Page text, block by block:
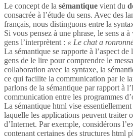
Le concept de la sémantique vient du
consacrée à l’étude du sens. Avec des
français, nous distinguons entre la
Si vous pensez à une phrase, le sens a
gens l’interprètent : « Le chat a
La sémantique se rapporte à l’aspect
gens de le lire pour comprendre le
collaboration avec la syntaxe, la
ce qui facilite la communication par le
parlons de la sémantique par rapport à
communication entre les programmes
La sémantique html vise
laquelle les applications peuvent traiter
d’Internet. Par exemple, considérons
contenant certaines des structures html